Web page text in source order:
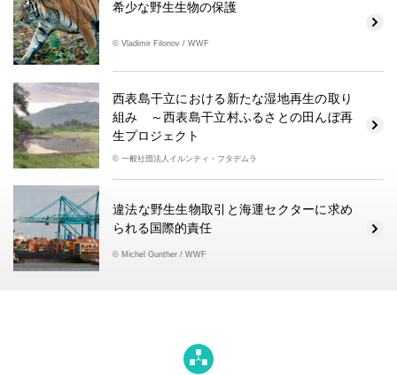
希少な野生生物の保護
© Vladimir Filonov / WWF
西表島干立における新たな湿地再生の取り
組み ～西表島干立村ふるさとの田んぼ再
生プロジェクト
© 一般社団法人イルンティ・フタデムラ
違法な野生生物取引と海運セクターに求め
られる国際的責任
© Michel Gunther / WWF